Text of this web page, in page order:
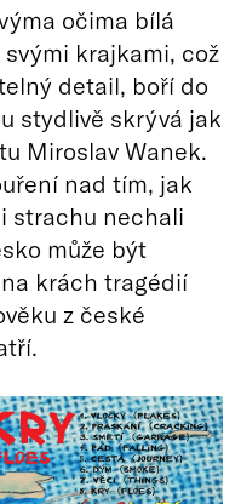
očima bílá
krajkami, což
detail, boří do
stydlivě skrývá jak
Miroslav Wanek.
nad tím, jak
strachu nechali
může být
krách tragédií
z české